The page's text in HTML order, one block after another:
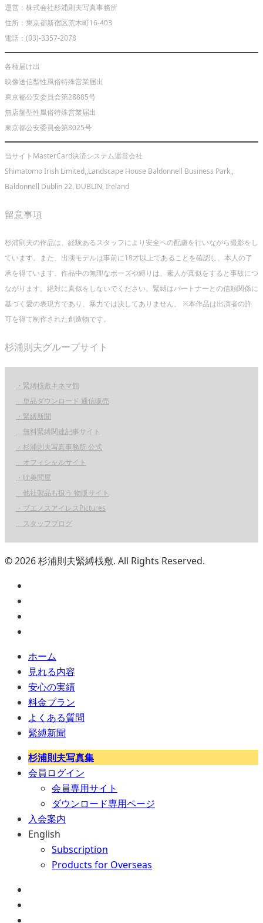
運営：株式会社杉浦則夫写真事務所
住所：東京都新宿区荒木町16-403
電話：(03)-3357-2078
各種届け出
映像送信型性風俗特殊営業届出
東京都公安委員会第28885号
無店舗型性風俗特殊営業届出
東京都公安委員会第8025号
当サイトMasterCard決済システム運営会社
Shimatomo Irish Limited,,Landscape House Baldonnell Business Park,,
Baldonnell Dublin 22, DUBLIN, Ireland
留意事項
杉浦則夫の作品は、経験あるスタッフにより安全への配慮を行いながら撮影をし
ています。また、出演モデルは事前に18才以上であることを確認し、本人の了
承を得ています。作品中の無理なポーズや縛りは、素人が真似をすると事故につ
ながります。絶対に真似をしないでください。緊縛はパートナーとの信頼関係に
基づく愛の表現方であり、暴力では決してありません。 ※本作品は出演者の許
可を得て制作された創造物です。
杉浦則夫グループサイト
・緊縛桟敷キネマ館
単品ダウンロード 通信販売
・緊縛新聞
無料緊縛関連記事サイト
・杉浦則夫写真事務所 公式
オフィシャルサイト
・耽美問屋
他社製品も扱う 物販サイト
・ブエノスアイレスPictures
スタッフブログ
© 2026 杉浦則夫緊縛桟敷. All Rights Reserved.
ホーム
見れる内容
安心の実績
料金プラン
よくある質問
緊縛新聞
杉浦則夫写真集
会員ログイン
会員専用サイト
ダウンロード専用ページ
入会案内
English
Subscription
Products for Overseas